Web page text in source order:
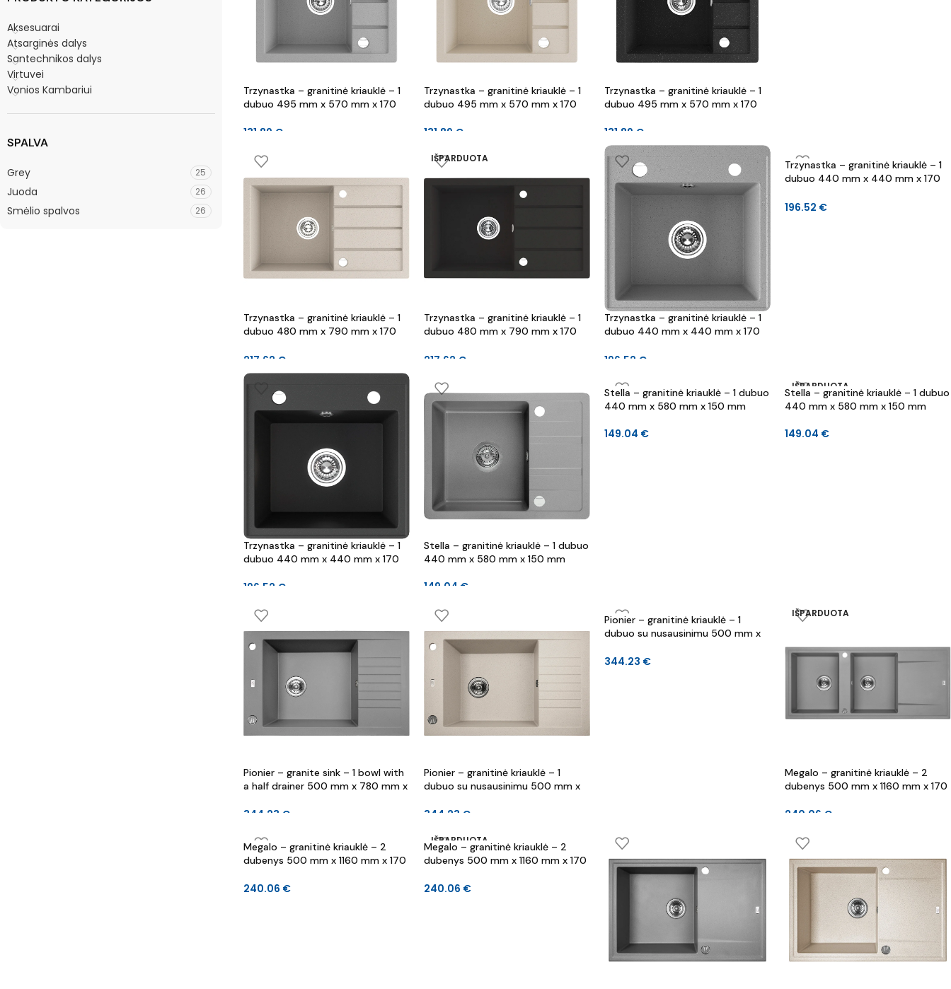
Aksesuarai
Atsarginės dalys
Santechnikos dalys
Virtuvei
Vonios Kambariui
SPALVA
Grey 25
Juoda 26
Smėlio spalvos 26
Trzynastka – granitinė kriauklė – 1
dubuo 495 mm x 570 mm x 170
131.89 €
Trzynastka – granitinė kriauklė – 1
dubuo 495 mm x 570 mm x 170
131.89 €
Trzynastka – granitinė kriauklė – 1
dubuo 495 mm x 570 mm x 170
131.89 €
Trzynastka – granitinė kriauklė – 1
dubuo 480 mm x 790 mm x 170
217.62 €
IŠPARDUOTA
Trzynastka – granitinė kriauklė – 1
dubuo 480 mm x 790 mm x 170
217.62 €
Trzynastka – granitinė kriauklė – 1
dubuo 440 mm x 440 mm x 170
196.52 €
Trzynastka – granitinė kriauklė – 1
dubuo 440 mm x 440 mm x 170
196.52 €
Trzynastka – granitinė kriauklė – 1
dubuo 440 mm x 440 mm x 170
196.52 €
Stella – granitinė kriauklė – 1 dubuo
440 mm x 580 mm x 150 mm
149.04 €
Stella – granitinė kriauklė – 1 dubuo
440 mm x 580 mm x 150 mm
149.04 €
IŠPARDUOTA
Stella – granitinė kriauklė – 1 dubuo
440 mm x 580 mm x 150 mm
149.04 €
Pionier – granite sink – 1 bowl with
a half drainer 500 mm x 780 mm x
344.23 €
Pionier – granitinė kriauklė – 1
dubuo su nusausinimu 500 mm x
344.23 €
Pionier – granitinė kriauklė – 1
dubuo su nusausinimu 500 mm x
344.23 €
IŠPARDUOTA
Megalo – granitinė kriauklė – 2
dubenys 500 mm x 1160 mm x 170
240.06 €
Megalo – granitinė kriauklė – 2
dubenys 500 mm x 1160 mm x 170
240.06 €
IŠPARDUOTA
Megalo – granitinė kriauklė – 2
dubenys 500 mm x 1160 mm x 170
240.06 €